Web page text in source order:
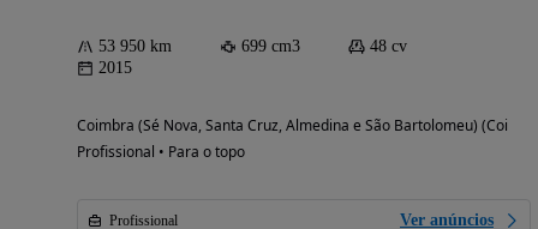
53 950 km 699 cm3
48 cv
2015
Coimbra (Sé Nova, Santa Cruz, Almedina e São Bartolomeu)
Profissional • Para o topo
Profissional Ver anúncios